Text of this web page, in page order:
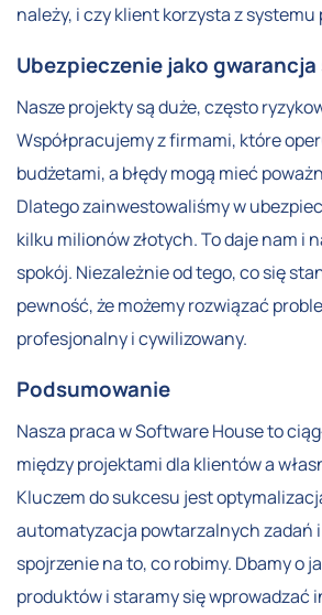
należy, i czy klient korzysta z systemu
Ubezpieczenie jako
Nasze projekty są duże, często
Współpracujemy z firmami, które
budżetami, a błędy mogą mieć
Dlatego zainwestowaliśmy w
kilku milionów złotych. To daje nam i
spokój. Niezależnie od tego, co się
pewność, że możemy rozwiązać
profesjonalny i cywilizowany.
Podsumowanie
Nasza praca w Software House to
między projektami dla klientów a
Kluczem do sukcesu jest
automatyzacja powtarzalnych zadań
spojrzenie na to, co robimy. Dbamy o
produktów i staramy się wprowadzać